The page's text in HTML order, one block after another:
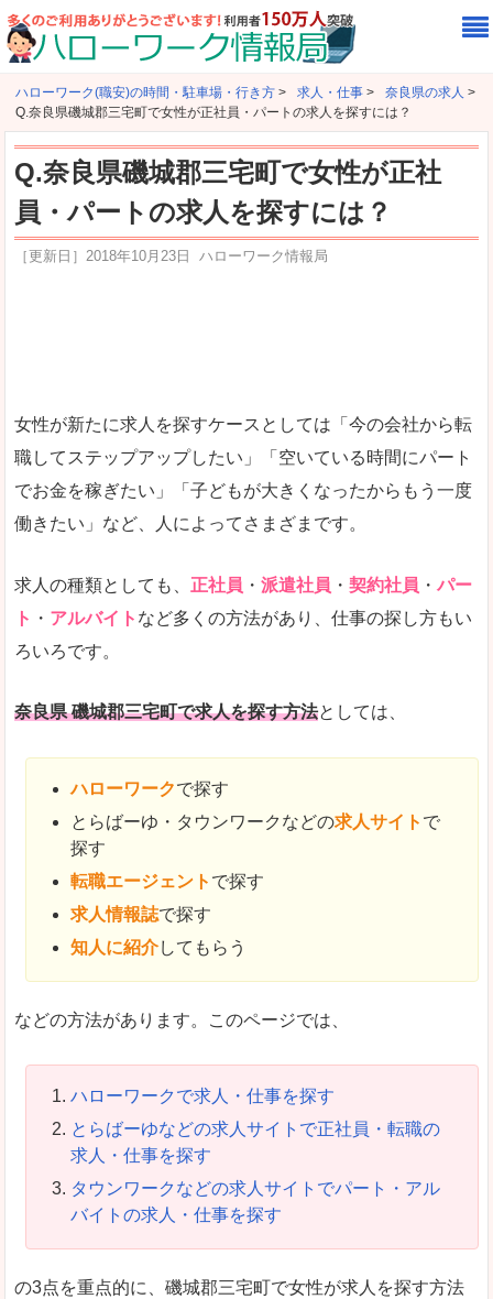
ハローワーク(職安)の時間・駐車場・行き方 > 求人・仕事 > 奈良県の求人 >
Q.奈良県磯城郡三宅町で女性が正社員・パートの求人を探すには？
Q.奈良県磯城郡三宅町で女性が正社
員・パートの求人を探すには？
［更新日］ 2018年10月23日 ハローワーク情報局
女性が新たに求人を探すケースとしては「今の会社から転
職してステップアップしたい」「空いている時間にパート
でお金を稼ぎたい」「子どもが大きくなったからもう一度
働きたい」など、人によってさまざまです。
求人の種類としても、 正社員 ・ 派遣社員 ・ 契約社員 ・ パー
ト ・ アルバイト など多くの方法があり、仕事の探し方もい
ろいろです。
奈良県 磯城郡三宅町で求人を探す方法としては、
ハローワークで探す
とらばーゆ・タウンワークなどの求人サイト で
探す
転職エージェント で探す
求人情報誌で探す
知人に紹介してもらう
などの方法があります。このページでは、
ハローワークで求人・仕事を探す
とらばーゆなどの求人サイトで正社員・転職の
求人・仕事を探す
タウンワークなどの求人サイトでパート・アル
バイトの求人・仕事を探す
の3点を重点的に、磯城郡三宅町で女性が求人を探す方法